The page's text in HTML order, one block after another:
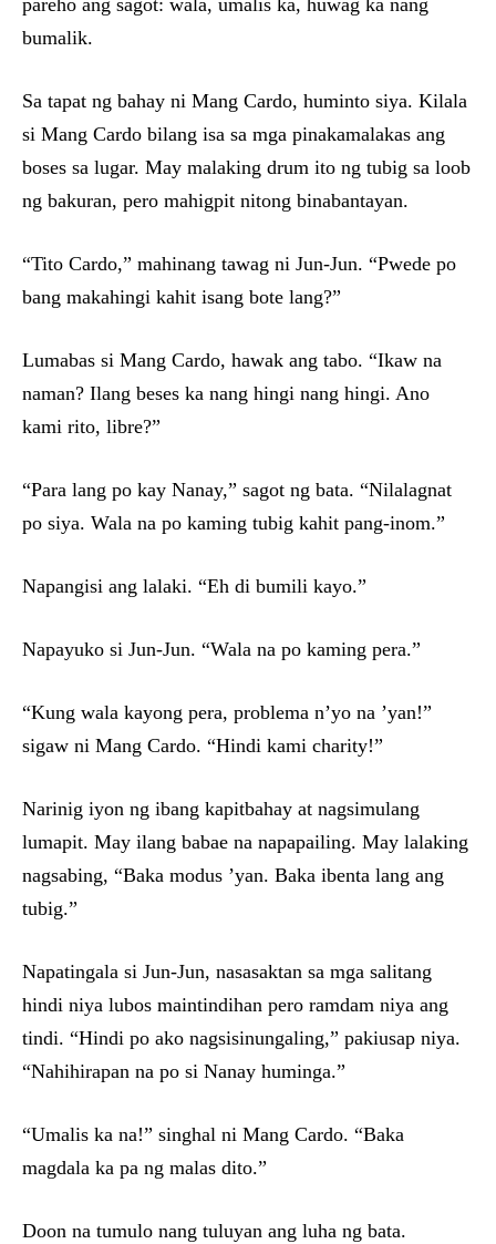
pareho ang sagot: wala, umalis ka, huwag ka nang
bumalik.
Sa tapat ng bahay ni Mang Cardo, huminto siya. Kilala
si Mang Cardo bilang isa sa mga pinakamalakas ang
boses sa lugar. May malaking drum ito ng tubig sa loob
ng bakuran, pero mahigpit nitong binabantayan.
“Tito Cardo,” mahinang tawag ni Jun-Jun. “Pwede po
bang makahingi kahit isang bote lang?”
Lumabas si Mang Cardo, hawak ang tabo. “Ikaw na
naman? Ilang beses ka nang hingi nang hingi. Ano
kami rito, libre?”
“Para lang po kay Nanay,” sagot ng bata. “Nilalagnat
po siya. Wala na po kaming tubig kahit pang-inom.”
Napangisi ang lalaki. “Eh di bumili kayo.”
Napayuko si Jun-Jun. “Wala na po kaming pera.”
“Kung wala kayong pera, problema n’yo na ’yan!”
sigaw ni Mang Cardo. “Hindi kami charity!”
Narinig iyon ng ibang kapitbahay at nagsimulang
lumapit. May ilang babae na napapailing. May lalaking
nagsabing, “Baka modus ’yan. Baka ibenta lang ang
tubig.”
Napatingala si Jun-Jun, nasasaktan sa mga salitang
hindi niya lubos maintindihan pero ramdam niya ang
tindi. “Hindi po ako nagsisinungaling,” pakiusap niya.
“Nahihirapan na po si Nanay huminga.”
“Umalis ka na!” singhal ni Mang Cardo. “Baka
magdala ka pa ng malas dito.”
Doon na tumulo nang tuluyan ang luha ng bata.